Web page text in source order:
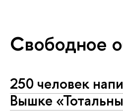
Свободное
250 человек
Вышке